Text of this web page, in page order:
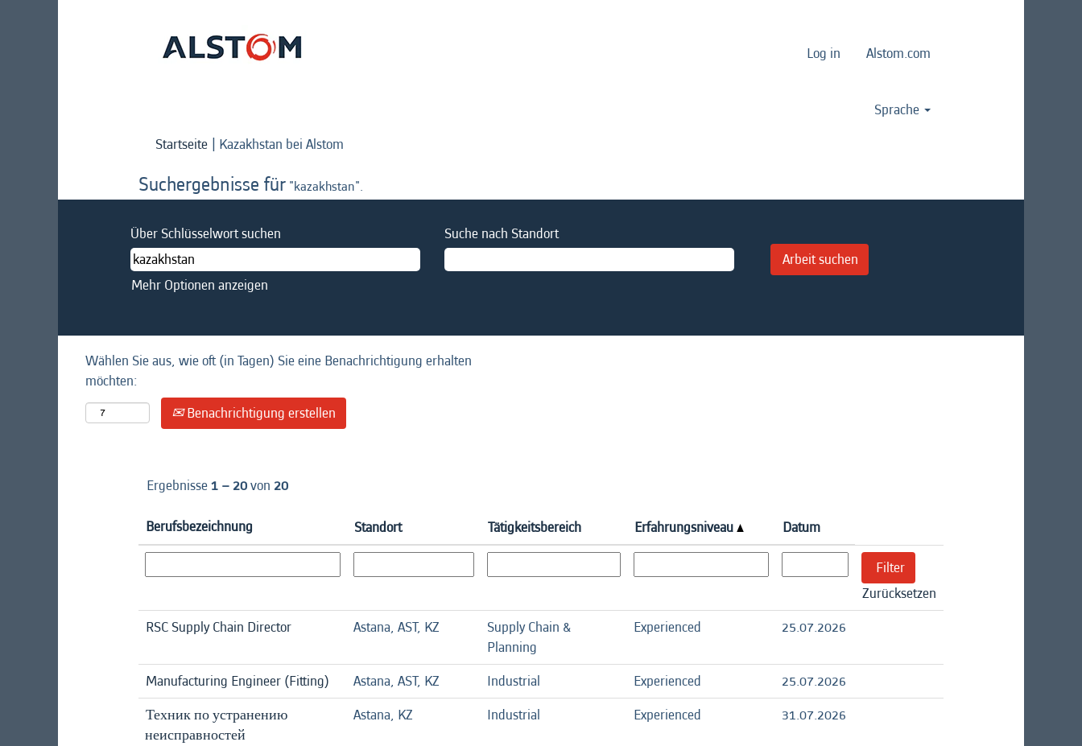
Log in Alstom.com
Sprache
Startseite | Kazakhstan bei Alstom
Suchergebnisse für "kazakhstan".
Über Schlüsselwort suchen Suche nach Standort
Mehr Optionen anzeigen
Wählen Sie aus, wie oft (in Tagen) Sie eine Benachrichtigung erhalten
möchten:
Benachrichtigung erstellen
Ergebnisse1 – 20von 20
Berufsbezeichnung Standort Tätigkeitsbereich Erfahrungsniveau Datum
Zurücksetzen
RSC Supply Chain Director
Astana, AST, KZ
Supply Chain &
Planning
Experienced 25.07.2026
Manufacturing Engineer (Fitting) Astana, AST, KZ Industrial Experienced
25.07.2026
Техник по устранению
неисправностей
Astana, KZ Industrial Experienced 31.07.2026